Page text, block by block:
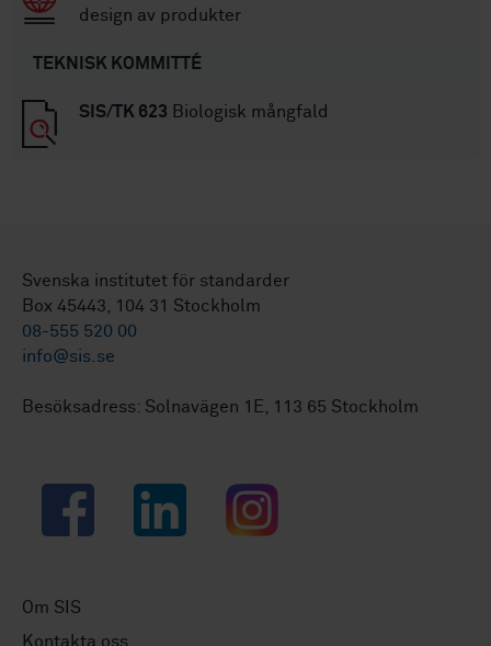
design av produkter
TEKNISK KOMMITTÉ
SIS/TK 623 Biologisk mångfald
Svenska institutet för standarder
Box 45443, 104 31 Stockholm
08-555 520 00
info@sis.se
Besöksadress: Solnavägen 1E, 113 65 Stockholm
Facebook LinkedIn Instagram
Om SIS
Kontakta oss